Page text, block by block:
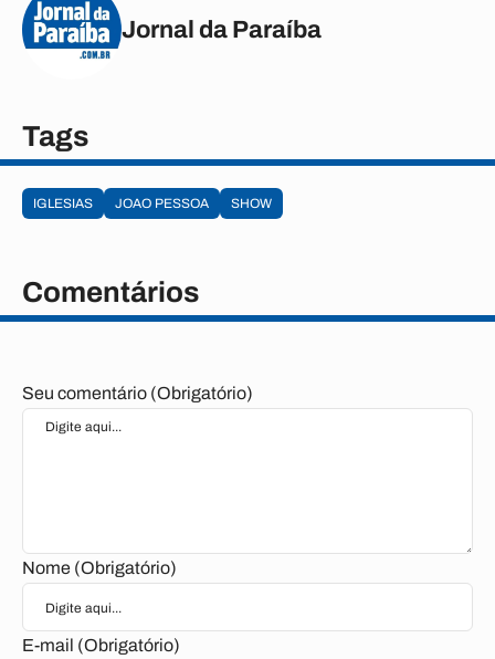
Jornal da Paraíba
Tags
IGLESIAS JOAO PESSOA SHOW
Comentários
Seu comentário (Obrigatório)
Nome (Obrigatório)
E-mail (Obrigatório)